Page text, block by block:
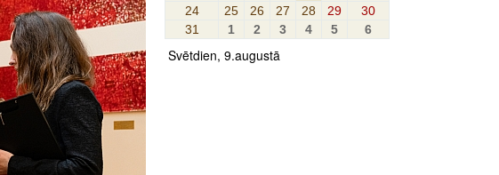
24
25 26 27 28 29
30
31
1 2 3 4 5 6
Svētdien, 9.augustā